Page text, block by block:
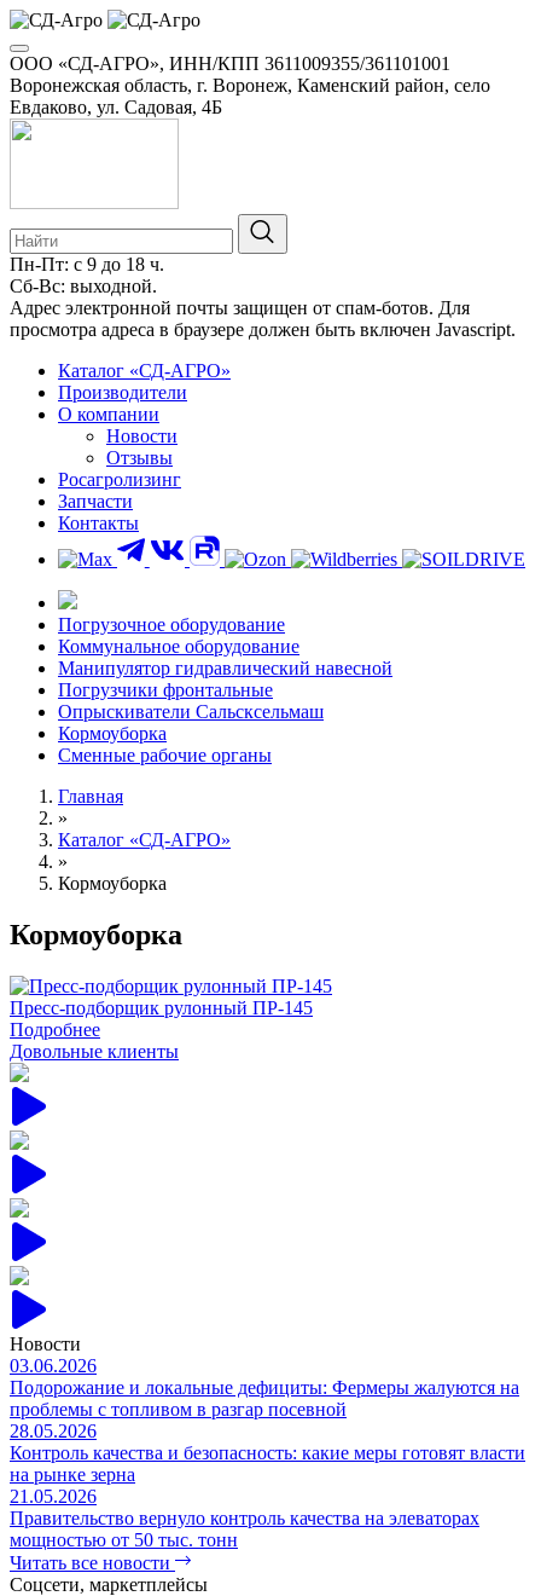
ООО «СД-АГРО», ИНН/КПП 3611009355/361101001
Воронежская область, г. Воронеж, Каменский район, село
Евдаково, ул. Садовая, 4Б
Пн-Пт: с 9 до 18 ч.
Сб-Вс: выходной.
Адрес электронной почты защищен от спам-ботов. Для
просмотра адреса в браузере должен быть включен Javascript.
Каталог «СД-АГРО»
Производители
О компании
Новости
Отзывы
Росагролизинг
Запчасти
Контакты
Погрузочное оборудование
Коммунальное оборудование
Манипулятор гидравлический навесной
Погрузчики фронтальные
Опрыскиватели Сальсксельмаш
Кормоуборка
Сменные рабочие органы
Главная
»
Каталог «СД-АГРО»
»
Кормоуборка
Кормоуборка
Пресс-подборщик рулонный ПР-145
Подробнее
Довольные клиенты
Новости
03.06.2026
Подорожание и локальные дефициты: Фермеры жалуются на
проблемы с топливом в разгар посевной
28.05.2026
Контроль качества и безопасность: какие меры готовят власти
на рынке зерна
21.05.2026
Правительство вернуло контроль качества на элеваторах
мощностью от 50 тыс. тонн
Читать все новости
Соцсети, маркетплейсы